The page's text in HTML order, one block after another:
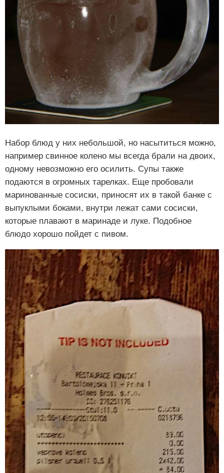
Набор блюд у них небольшой, но насытиться можно,
например свинное колено мы всегда брали на двоих,
одному невозможно его осилить. Супы также
подаются в огромных тарелках. Еще пробовали
маринованные сосиски, приносят их в такой банке с
выпуклыми боками, внутри лежат сами сосиски,
которые плавают в маринаде и луке. Подобное
блюдо хорошо пойдет с пивом.